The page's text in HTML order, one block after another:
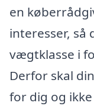
en
interesser, så
vægtklasse i
Derfor skal
for dig og